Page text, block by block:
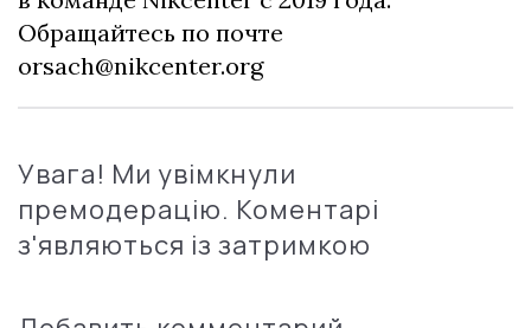
Обращайтесь по почте
orsach@nikcenter.org
Увага! Ми увімкнули
премодерацію. Коментарі
з'являються із затримкою